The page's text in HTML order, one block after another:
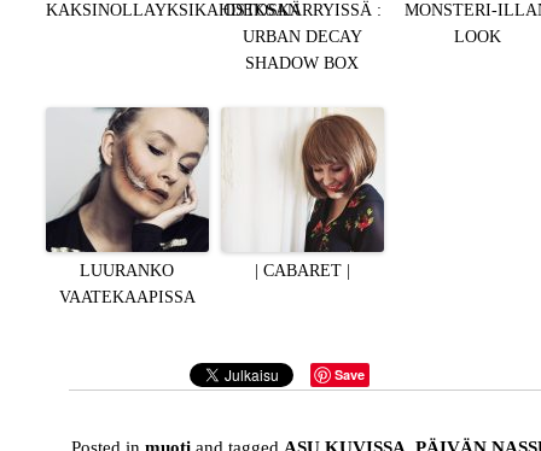
KAKSINOLLAYKSIKAHDEKSANOSTOSKÄRRYISSÄ :
URBAN DECAY
SHADOW BOX
MONSTERI-
LOOK
LUURANKO
VAATEKAAPISSA
| CABARET |
Save
Posted in muotiand tagged ASU KUVISSA PÄIVÄN